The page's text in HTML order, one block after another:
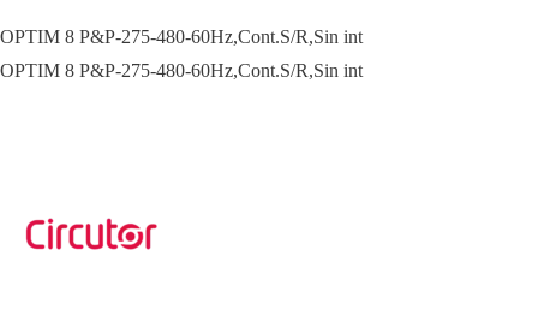
OPTIM 8 P&P-275-480-60Hz,Cont.S/R,Sin int
OPTIM 8 P&P-275-480-60Hz,Cont.S/R,Sin int